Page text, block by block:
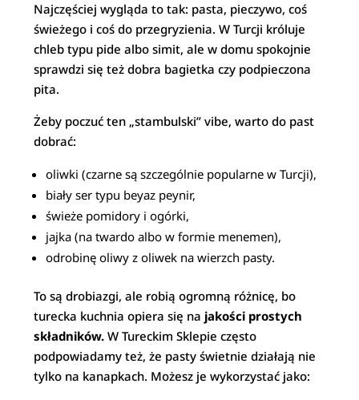
Najczęściej wygląda to tak: pasta, pieczywo, coś
świeżego i coś do przegryzienia. W Turcji króluje
chleb typu pide albo simit, ale w domu spokojnie
sprawdzi się też dobra bagietka czy podpieczona
pita.
Żeby poczuć ten „stambulski” vibe, warto do past
dobrać:
oliwki (czarne są szczególnie popularne w Turcji),
biały ser typu beyaz peynir,
świeże pomidory i ogórki,
jajka (na twardo albo w formie menemen),
odrobinę oliwy z oliwek na wierzch pasty.
To są drobiazgi, ale robią ogromną różnicę, bo
turecka kuchnia opiera się na jakości prostych
składników.W Tureckim Sklepie często
podpowiadamy też, że pasty świetnie działają nie
tylko na kanapkach. Możesz je wykorzystać jako: